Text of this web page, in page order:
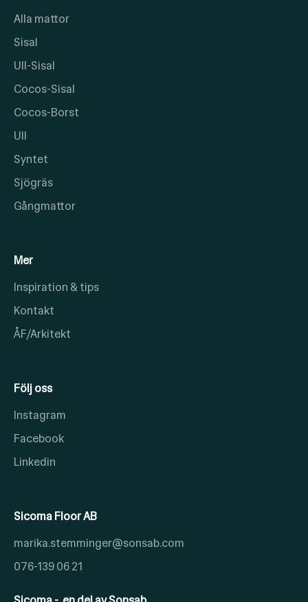
Alla mattor
Sisal
Ull-Sisal
Cocos-Sisal
Cocos-Borst
Ull
Syntet
Sjögräs
Gångmattor
Mer
Inspiration & tips
Kontakt
ÅF/Arkitekt
Följ oss
Instagram
Facebook
Linkedin
Sicoma Floor AB
marika.stemminger@sonsab.com
076-139 06 21